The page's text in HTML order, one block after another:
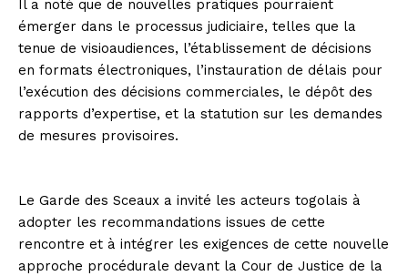
Il a noté que de nouvelles pratiques pourraient
émerger dans le processus judiciaire, telles que la
tenue de visioaudiences, l’établissement de décisions
en formats électroniques, l’instauration de délais pour
l’exécution des décisions commerciales, le dépôt des
rapports d’expertise, et la statution sur les demandes
de mesures provisoires.
Le Garde des Sceaux a invité les acteurs togolais à
adopter les recommandations issues de cette
rencontre et à intégrer les exigences de cette nouvelle
approche procédurale devant la Cour de Justice de la